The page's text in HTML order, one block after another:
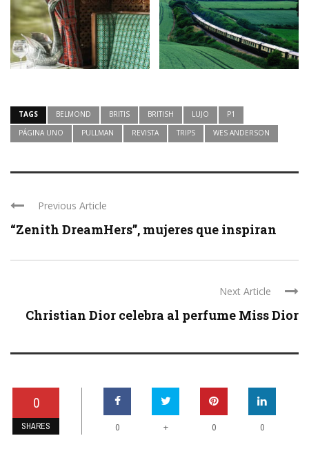
TAGS BELMOND BRITIS BRITISH LUJO
P1
PÁGINA UNO
PULLMAN REVISTA TRIPS WES ANDERSON
Previous Article
“Zenith DreamHers”, mujeres que inspiran
Next Article
Christian Dior celebra al perfume Miss Dior
0
SHARES 0 + 0 0